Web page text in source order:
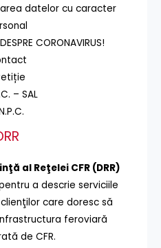
datelor cu caracter
CORONAVIRUS!
– SAL
al Reţelei CFR (DRR)
a descrie serviciile
care doresc să
feroviară
de CFR.